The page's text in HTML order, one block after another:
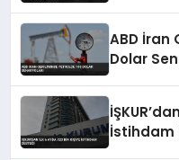
ABD İran
Dolar
İstihdam